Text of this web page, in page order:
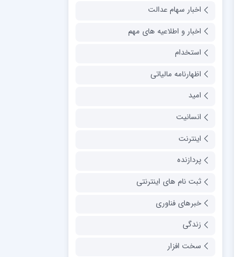
اخبار سهام عدالت
اخبار و اطلاعیه های مهم
استخدام
اظهارنامه مالیاتی
امید
انسانیت
اینترنت
پردازنده
ثبت نام های اینترنتی
خبرهای فناوری
زندگی
سخت افزار